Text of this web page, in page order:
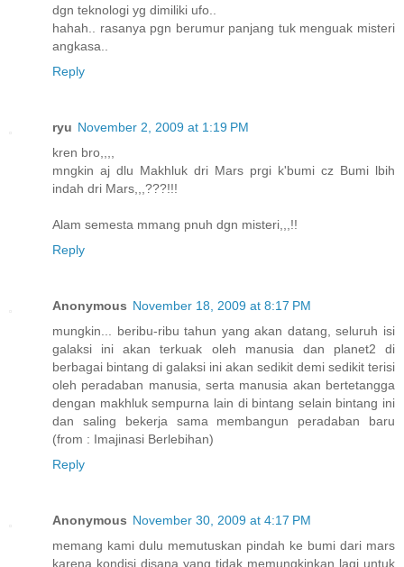
dgn teknologi yg dimiliki ufo..
hahah.. rasanya pgn berumur panjang tuk menguak misteri
angkasa..
Reply
ryu November 2, 2009 at 1:19 PM
kren bro,,,,
mngkin aj dlu Makhluk dri Mars prgi k'bumi cz Bumi lbih
indah dri Mars,,,???!!!
Alam semesta mmang pnuh dgn misteri,,,!!
Reply
Anonymous November 18, 2009 at 8:17 PM
mungkin... beribu-ribu tahun yang akan datang, seluruh isi
galaksi ini akan terkuak oleh manusia dan planet2 di
berbagai bintang di galaksi ini akan sedikit demi sedikit terisi
oleh peradaban manusia, serta manusia akan bertetangga
dengan makhluk sempurna lain di bintang selain bintang ini
dan saling bekerja sama membangun peradaban baru
(from : Imajinasi Berlebihan)
Reply
Anonymous November 30, 2009 at 4:17 PM
memang kami dulu memutuskan pindah ke bumi dari mars
karena kondisi disana yang tidak memungkinkan lagi untuk